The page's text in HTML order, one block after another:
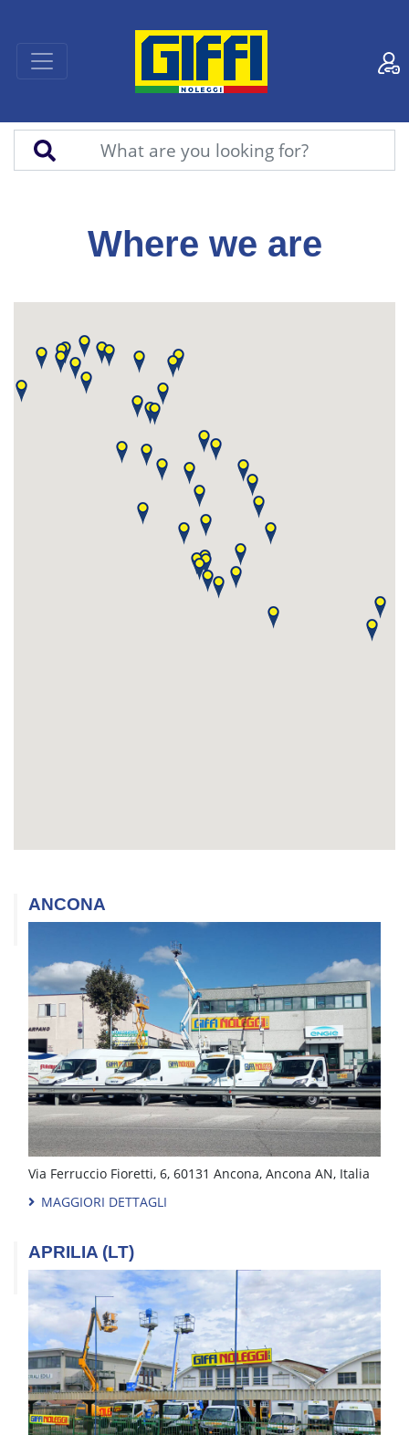
Where we are
ANCONA
Via Ferruccio Fioretti, 6, 60131 Ancona, Ancona AN, Italia
MAGGIORI DETTAGLI
APRILIA (LT)